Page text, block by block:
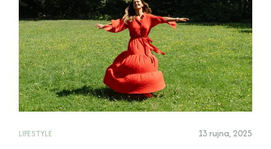
LIFESTYLE 13 rujna, 2025